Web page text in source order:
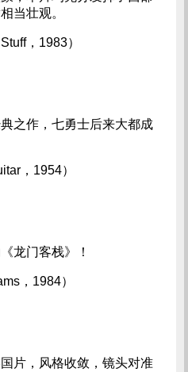
当壮观。
，1983）
之作，七勇士后来大都成
，1954）
龙门客栈》！
，1984）
片，风格收敛，镜头对准